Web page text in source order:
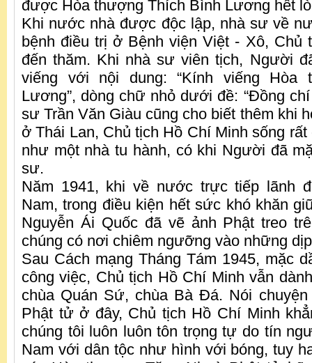
được Hòa thượng Thích Bình Lương hết
Khi nước nhà được độc lập, nhà sư về
bệnh điều trị ở Bệnh viện Việt - Xô, Chủ
đến thăm. Khi nhà sư viên tịch, Người
viếng với nội dung: “Kính viếng Hòa
Lương”, dòng chữ nhỏ dưới đề: “Đồng
sư Trần Văn Giàu cũng cho biết thêm khi
ở Thái Lan, Chủ tịch Hồ Chí Minh sống
như một nhà tu hành, có khi Người đã
sư.
Năm 1941, khi về nước trực tiếp lãnh
Nam, trong điều kiện hết sức khó khăn
Nguyễn Ái Quốc đã vẽ ảnh Phật treo
chúng có nơi chiêm ngưỡng vào những
Sau Cách mạng Tháng Tám 1945, mặc
công việc, Chủ tịch Hồ Chí Minh vẫn
chùa Quán Sứ, chùa Bà Đá. Nói
Phật tử ở đây, Chủ tịch Hồ Chí Minh
chúng tôi luôn luôn tôn trọng tự do tín
Nam với dân tộc như hình với bóng, tuy